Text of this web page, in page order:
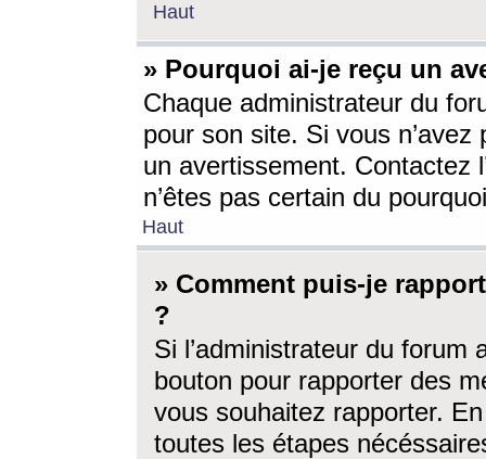
Haut
» Pourquoi ai-je reçu un
Chaque administrateur du
pour son site. Si vous
un avertissement. Contactez
n’êtes pas certain du
Haut
» Comment puis-je
?
Si l’administrateur du forum
bouton pour rapporter des
vous souhaitez rapporter.
toutes les étapes